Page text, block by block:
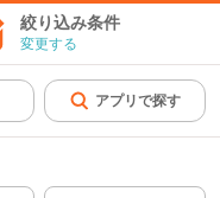
絞り込み条件
変更する
アプリで探す